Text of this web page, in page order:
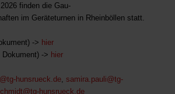
finden die Gau-
im Geräteturnen in Rheinböllen statt.
-> hier
-> hier
hunsrueck.de samira.pauli@tg-
hunsrueck.de